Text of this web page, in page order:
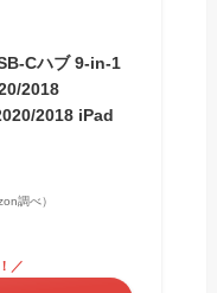
Cハブ 9-in-1
2018
2018 iPad
調べ）
／